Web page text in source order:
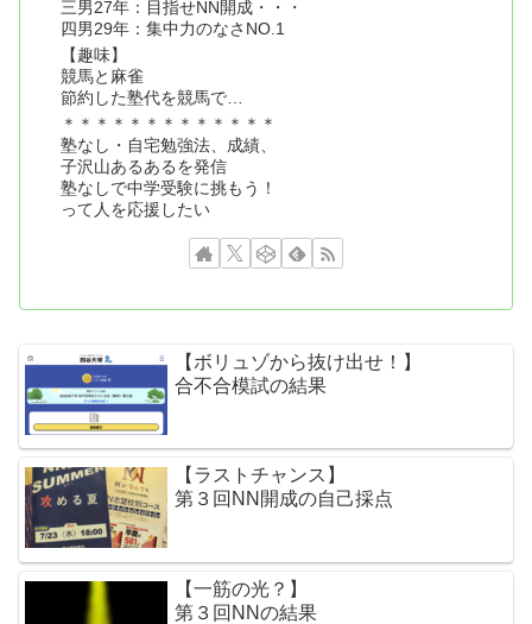
三男27年：目指せNN開成・・・
四男29年：集中力のなさNO.1
【趣味】
競馬と麻雀
節約した塾代を競馬で…
＊＊＊＊＊＊＊＊＊＊＊＊＊
塾なし・自宅勉強法、成績、
子沢山あるあるを発信
塾なしで中学受験に挑もう！
って人を応援したい
【ボリュゾから抜け出せ！】
合不合模試の結果
【ラストチャンス】
第３回NN開成の自己採点
【一筋の光？】
第３回NNの結果